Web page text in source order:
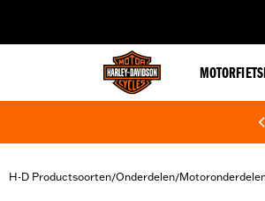
H-D Productsoorten/Onderdelen/